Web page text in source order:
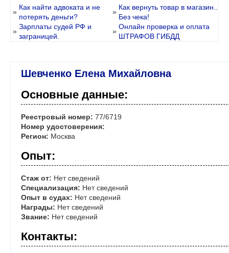
»
Как найти адвоката и не
потерять деньги?
»
Как вернуть товар в магазин..
Без чека!
»
Зарплаты судей РФ и
заграницей.
»
Онлайн проверка и оплата
ШТРАФОВ ГИБДД
Шевченко Елена Михайловна
Основные данные:
Реестровый номер: 77/6719
Номер удостоверения:
Регион: Москва
Опыт:
Стаж от: Нет сведений
Специализация: Нет сведений
Опыт в судах: Нет сведений
Награды: Нет сведений
Звание: Нет сведений
Контакты: